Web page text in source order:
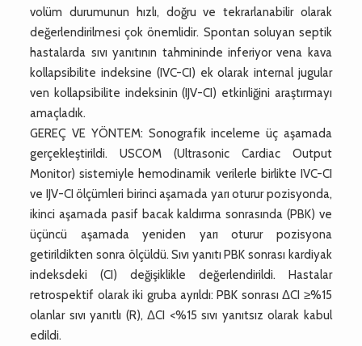
volüm durumunun hızlı, doğru ve tekrarlanabilir olarak
değerlendirilmesi çok önemlidir. Spontan soluyan septik
hastalarda sıvı yanıtının tahmininde inferiyor vena kava
kollapsibilite indeksine (IVC-CI) ek olarak internal jugular
ven kollapsibilite indeksinin (IJV-CI) etkinliğini araştırmayı
amaçladık.
GEREÇ VE YÖNTEM: Sonografik inceleme üç aşamada
gerçekleştirildi. USCOM (Ultrasonic Cardiac Output
Monitor) sistemiyle hemodinamik verilerle birlikte IVC-CI
ve IJV-CI ölçümleri birinci aşamada yarı oturur pozisyonda,
ikinci aşamada pasif bacak kaldırma sonrasında (PBK) ve
üçüncü aşamada yeniden yarı oturur pozisyona
getirildikten sonra ölçüldü. Sıvı yanıtı PBK sonrası kardiyak
indeksdeki (CI) değişiklikle değerlendirildi. Hastalar
retrospektif olarak iki gruba ayrıldı: PBK sonrası ΔCI ≥%15
olanlar sıvı yanıtlı (R), ΔCI <%15 sıvı yanıtsız olarak kabul
edildi.